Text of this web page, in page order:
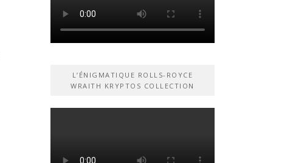
L’ÉNIGMATIQUE ROLLS-ROYCE
WRAITH KRYPTOS COLLECTION